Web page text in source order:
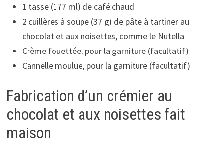
1 tasse (177 ml) de café chaud
2 cuillères à soupe (37 g) de pâte à tartiner au
chocolat et aux noisettes, comme le Nutella
Crème fouettée, pour la garniture (facultatif)
Cannelle moulue, pour la garniture (facultatif)
Fabrication d’un crémier au
chocolat et aux noisettes fait
maison